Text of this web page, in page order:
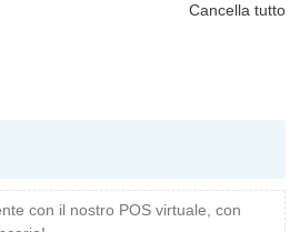
Cancella tutto
con il nostro POS virtuale, con